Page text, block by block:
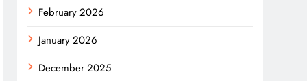
February 2026
January 2026
December 2025